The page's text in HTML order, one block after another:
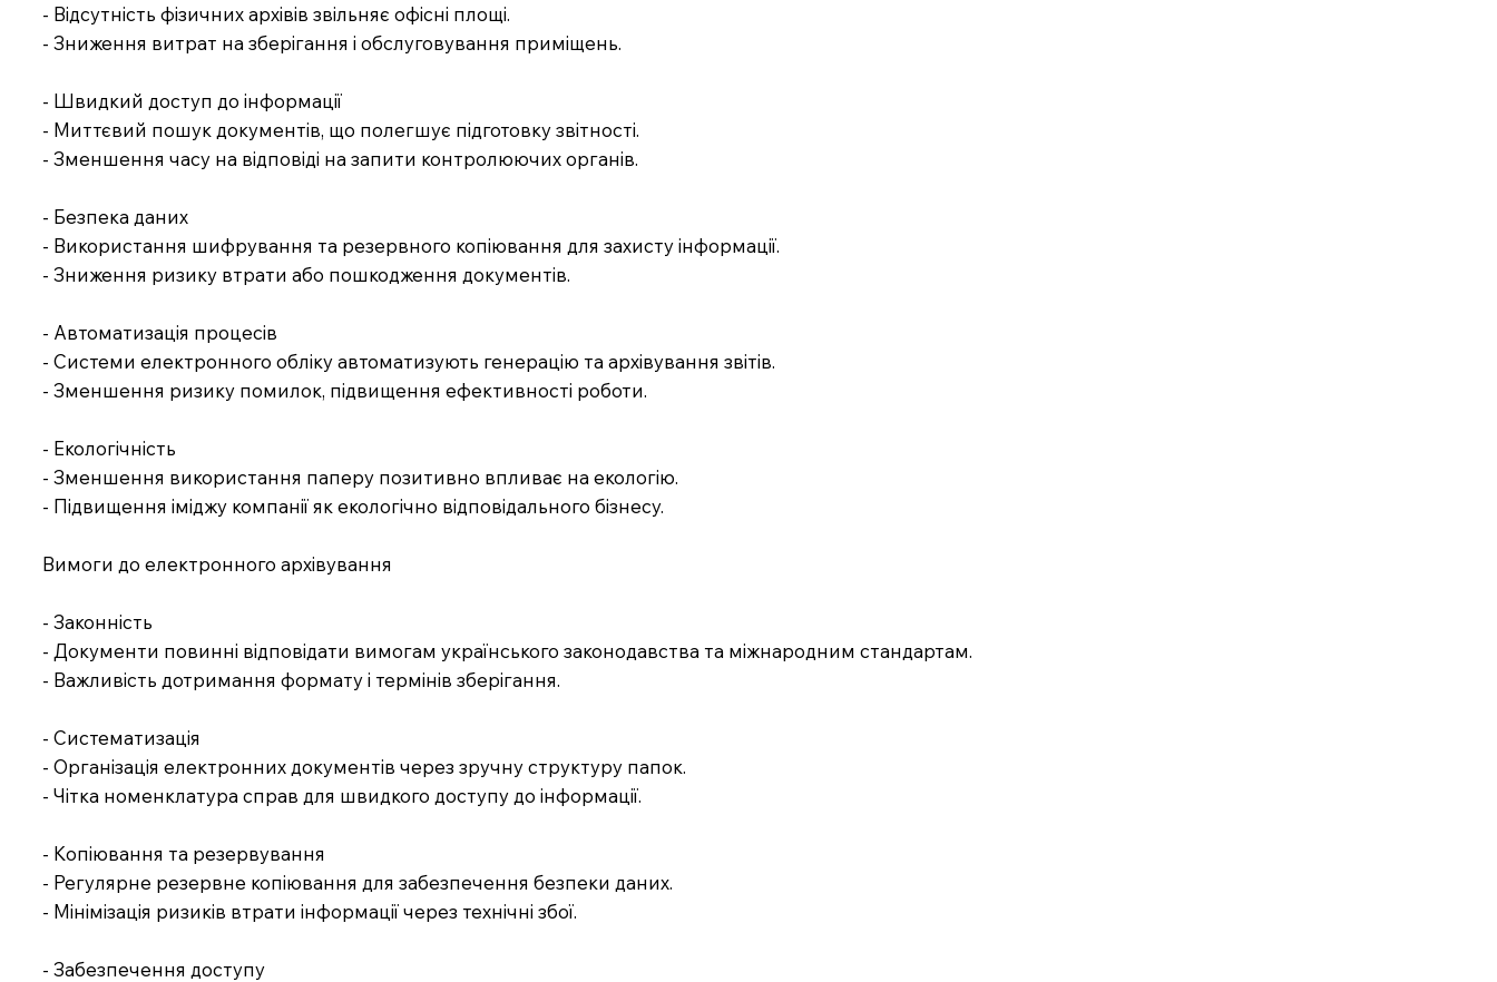
- Відсутність фізичних архівів звільняє офісні площі.
- Зниження витрат на зберігання і обслуговування приміщень.
- Швидкий доступ до інформації
- Миттєвий пошук документів, що полегшує підготовку звітності.
- Зменшення часу на відповіді на запити контролюючих органів.
- Безпека даних
- Використання шифрування та резервного копіювання для захисту інформації.
- Зниження ризику втрати або пошкодження документів.
- Автоматизація процесів
- Системи електронного обліку автоматизують генерацію та архівування звітів.
- Зменшення ризику помилок, підвищення ефективності роботи.
- Екологічність
- Зменшення використання паперу позитивно впливає на екологію.
- Підвищення іміджу компанії як екологічно відповідального бізнесу.
Вимоги до електронного архівування
- Законність
- Документи повинні відповідати вимогам українського законодавства та міжнародним стандартам.
- Важливість дотримання формату і термінів зберігання.
- Систематизація
- Організація електронних документів через зручну структуру папок.
- Чітка номенклатура справ для швидкого доступу до інформації.
- Копіювання та резервування
- Регулярне резервне копіювання для забезпечення безпеки даних.
- Мінімізація ризиків втрати інформації через технічні збої.
- Забезпечення доступу